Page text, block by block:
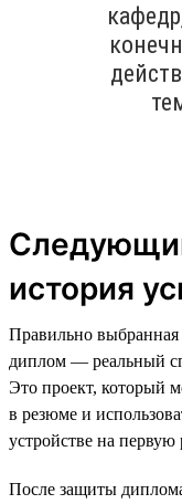
история
Правильно выбранная
диплом — реальный
Это проект, который
в резюме и
устройстве на первую
После защиты